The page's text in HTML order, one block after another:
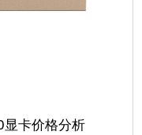
卡价格分析